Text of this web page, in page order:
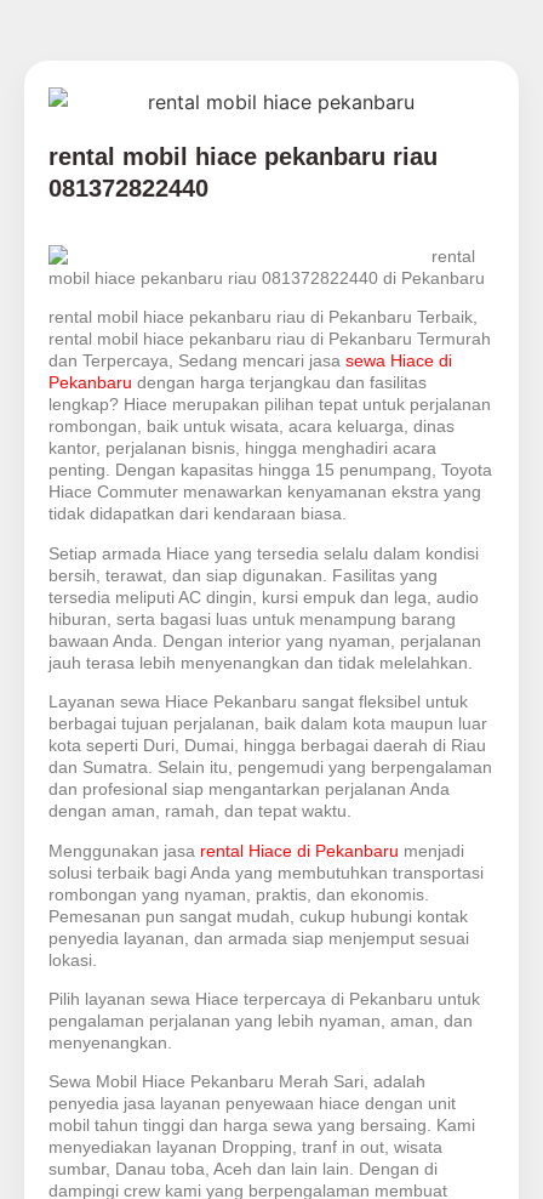
rental mobil hiace pekanbaru riau
081372822440
rental
mobil hiace pekanbaru riau 081372822440 di Pekanbaru
rental mobil hiace pekanbaru riau di Pekanbaru Terbaik,
rental mobil hiace pekanbaru riau di Pekanbaru Termurah
dan Terpercaya, Sedang mencari jasa sewa Hiace di
Pekanbaru dengan harga terjangkau dan fasilitas
lengkap? Hiace merupakan pilihan tepat untuk perjalanan
rombongan, baik untuk wisata, acara keluarga, dinas
kantor, perjalanan bisnis, hingga menghadiri acara
penting. Dengan kapasitas hingga 15 penumpang, Toyota
Hiace Commuter menawarkan kenyamanan ekstra yang
tidak didapatkan dari kendaraan biasa.
Setiap armada Hiace yang tersedia selalu dalam kondisi
bersih, terawat, dan siap digunakan. Fasilitas yang
tersedia meliputi AC dingin, kursi empuk dan lega, audio
hiburan, serta bagasi luas untuk menampung barang
bawaan Anda. Dengan interior yang nyaman, perjalanan
jauh terasa lebih menyenangkan dan tidak melelahkan.
Layanan sewa Hiace Pekanbaru sangat fleksibel untuk
berbagai tujuan perjalanan, baik dalam kota maupun luar
kota seperti Duri, Dumai, hingga berbagai daerah di Riau
dan Sumatra. Selain itu, pengemudi yang berpengalaman
dan profesional siap mengantarkan perjalanan Anda
dengan aman, ramah, dan tepat waktu.
Menggunakan jasa rental Hiace di Pekanbaru menjadi
solusi terbaik bagi Anda yang membutuhkan transportasi
rombongan yang nyaman, praktis, dan ekonomis.
Pemesanan pun sangat mudah, cukup hubungi kontak
penyedia layanan, dan armada siap menjemput sesuai
lokasi.
Pilih layanan sewa Hiace terpercaya di Pekanbaru untuk
pengalaman perjalanan yang lebih nyaman, aman, dan
menyenangkan.
Sewa Mobil Hiace Pekanbaru Merah Sari, adalah
penyedia jasa layanan penyewaan hiace dengan unit
mobil tahun tinggi dan harga sewa yang bersaing. Kami
menyediakan layanan Dropping, tranf in out, wisata
sumbar, Danau toba, Aceh dan lain lain. Dengan di
dampingi crew kami yang berpengalaman membuat